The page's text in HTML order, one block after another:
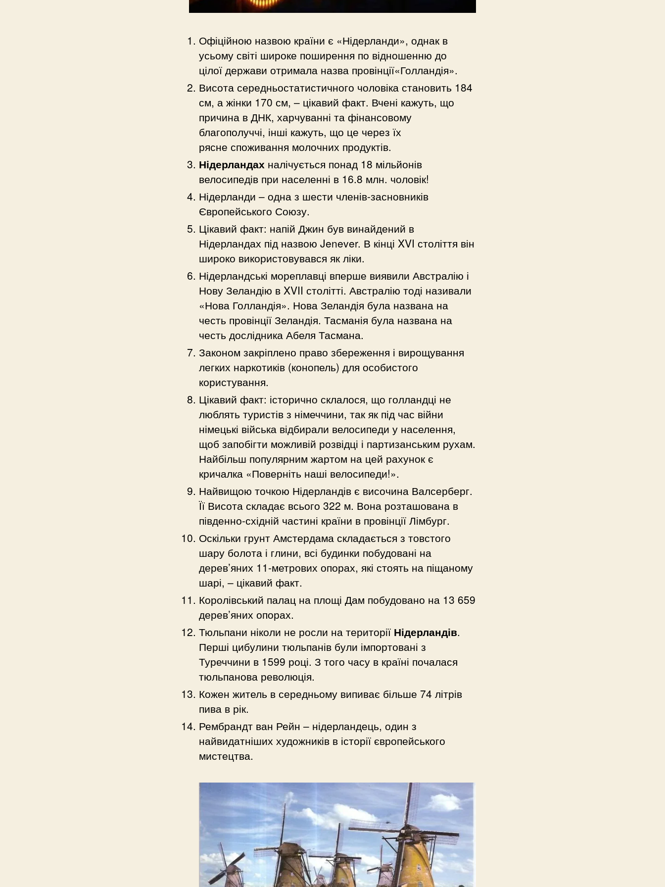
Офіційною назвою країни є «Нідерланди», однак в
усьому світі широке поширення по відношенню до
цілої держави отримала назва провінції«Голландія».
Висота середньостатистичного чоловіка становить 184
см, а жінки 170 см, – цікавий факт. Вчені кажуть, що
причина в ДНК, харчуванні та фінансовому
благополуччі, інші кажуть, що це через їх
рясне споживання молочних продуктів.
Нідерландах налічується понад 18 мільйонів
велосипедів при населенні в 16.8 млн. чоловік!
Нідерланди – одна з шести членів-засновників
Європейського Союзу.
Цікавий факт: напій Джин був винайдений в
Нідерландах під назвою Jenever. В кінці XVI століття він
широко використовувався як ліки.
Нідерландські мореплавці вперше виявили Австралію і
Нову Зеландію в XVII столітті. Австралію тоді називали
«Нова Голландія». Нова Зеландія була названа на
честь провінції Зеландія. Тасманія була названа на
честь дослідника Абеля Тасмана.
Законом закріплено право збереження і вирощування
легких наркотиків (конопель) для особистого
користування.
Цікавий факт: історично склалося, що голландці не
люблять туристів з німеччини, так як під час війни
німецькі війська відбирали велосипеди у населення,
щоб запобігти можливій розвідці і партизанським рухам.
Найбільш популярним жартом на цей рахунок є
кричалка «Поверніть наші велосипеди!».
Найвищою точкою Нідерландів є височина Валсерберг.
Її Висота складає всього 322 м. Вона розташована в
південно-східній частині країни в провінції Лімбург.
Оскільки грунт Амстердама складається з товстого
шару болота і глини, всі будинки побудовані на
дерев’яних 11-метрових опорах, які стоять на піщаному
шарі, – цікавий факт.
Королівський палац на площі Дам побудовано на 13 659
дерев’яних опорах.
Тюльпани ніколи не росли на території Нідерландів.
Перші цибулини тюльпанів були імпортовані з
Туреччини в 1599 році. З того часу в країні почалася
тюльпанова революція.
Кожен житель в середньому випиває більше 74 літрів
пива в рік.
Рембрандт ван Рейн – нідерландець, один з
найвидатніших художників в історії європейського
мистецтва.